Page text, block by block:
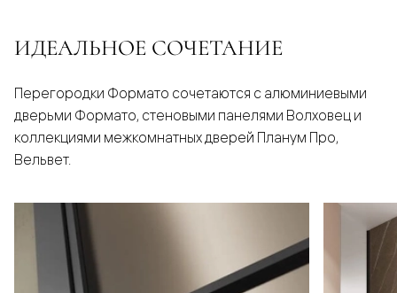
ИДЕАЛЬНОЕ СОЧЕТАНИЕ
Перегородки Формато сочетаются с алюминиевыми
дверьми Формато, стеновыми панелями Волховец и
коллекциями межкомнатных дверей Планум Про,
Вельвет.